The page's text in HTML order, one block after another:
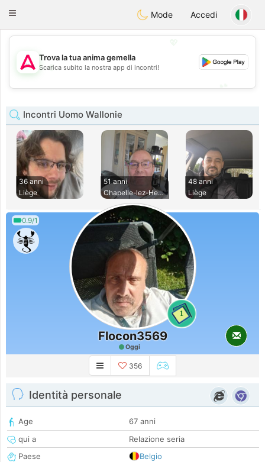
Tantôt
Toggle
Mode Accedi
💖
💕
Trova la tua anima gemella
Scarica subito la nostra app di incontri!
Incontri Uomo Wallonie
36 anni
Liège
51 anni
Chapelle-lez-Herla
48 anni
Liège
0.9/1
1
Flocon3569
Oggi
356
Identità personale
Age
67 anni
qui a
Relazione seria
Paese
Belgio